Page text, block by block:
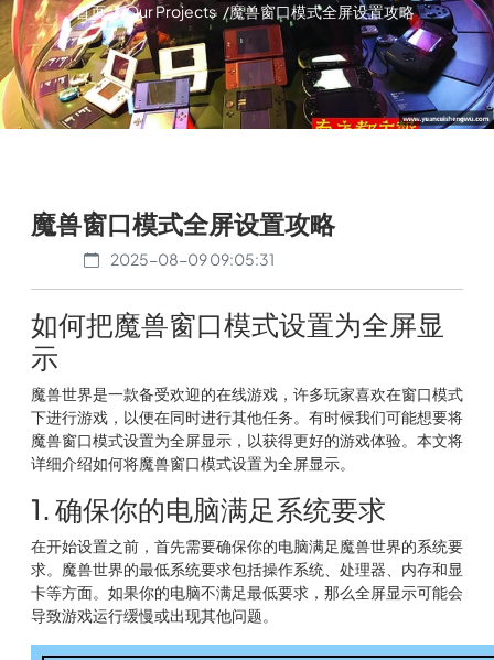
首页 / Our Projects /魔兽窗口模式全屏设置攻略
魔兽窗口模式全屏设置攻略
2025-08-09 09:05:31
如何把魔兽窗口模式设置为全屏显
示
魔兽世界是一款备受欢迎的在线游戏，许多玩家喜欢在窗口模式
下进行游戏，以便在同时进行其他任务。有时候我们可能想要将
魔兽窗口模式设置为全屏显示，以获得更好的游戏体验。本文将
详细介绍如何将魔兽窗口模式设置为全屏显示。
1. 确保你的电脑满足系统要求
在开始设置之前，首先需要确保你的电脑满足魔兽世界的系统要
求。魔兽世界的最低系统要求包括操作系统、处理器、内存和显
卡等方面。如果你的电脑不满足最低要求，那么全屏显示可能会
导致游戏运行缓慢或出现其他问题。